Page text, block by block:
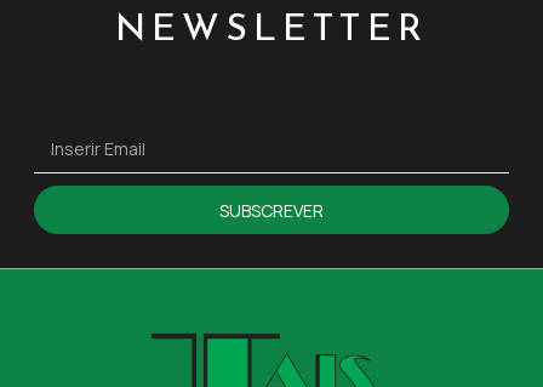
NEWSLETTER
SUBSCREVER